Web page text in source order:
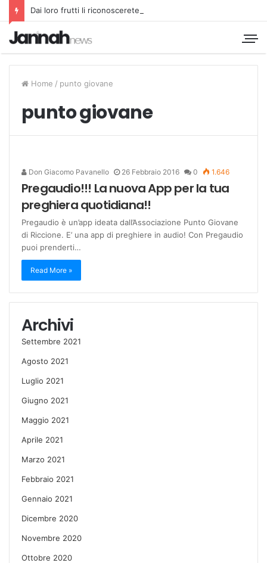
Dai loro frutti li riconoscerete
Home / punto giovane
punto giovane
Don Giacomo Pavanello 26 Febbraio 2016 0 1.646
Pregaudio!!! La nuova App per la tua
preghiera quotidiana!!
Pregaudio è un’app ideata dall’Associazione Punto Giovane
di Riccione. E’ una app di preghiere in audio! Con Pregaudio
puoi prenderti…
Read More »
Archivi
Settembre 2021
Agosto 2021
Luglio 2021
Giugno 2021
Maggio 2021
Aprile 2021
Marzo 2021
Febbraio 2021
Gennaio 2021
Dicembre 2020
Novembre 2020
Ottobre 2020